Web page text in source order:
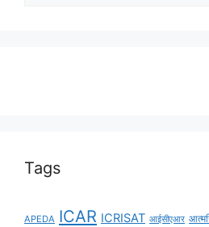
Tags
APEDA ICAR ICRISAT आईसीएआर